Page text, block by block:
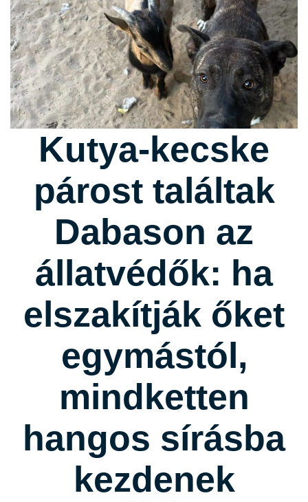
Kutya-kecske
párost találtak
Dabason az
állatvédők: ha
elszakítják őket
egymástól,
mindketten
hangos sírásba
kezdenek